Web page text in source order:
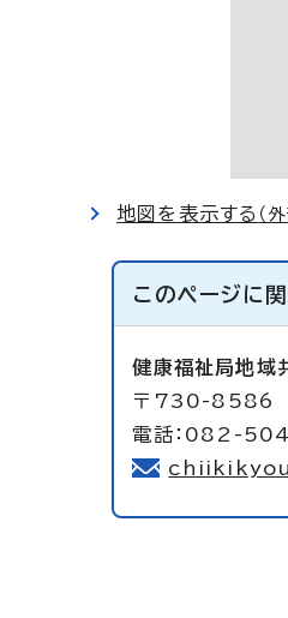
地図を表示する （
このページに
健康福祉局地域
〒730-8586
電話：082-